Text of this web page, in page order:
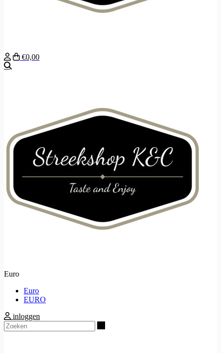
€0,00
Euro
Euro
EURO
inloggen